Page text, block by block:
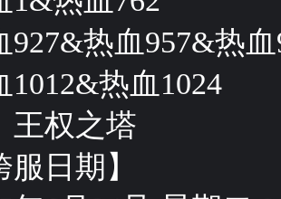
927&热血957&热血
1012&热血1024
王权之塔
服日期】